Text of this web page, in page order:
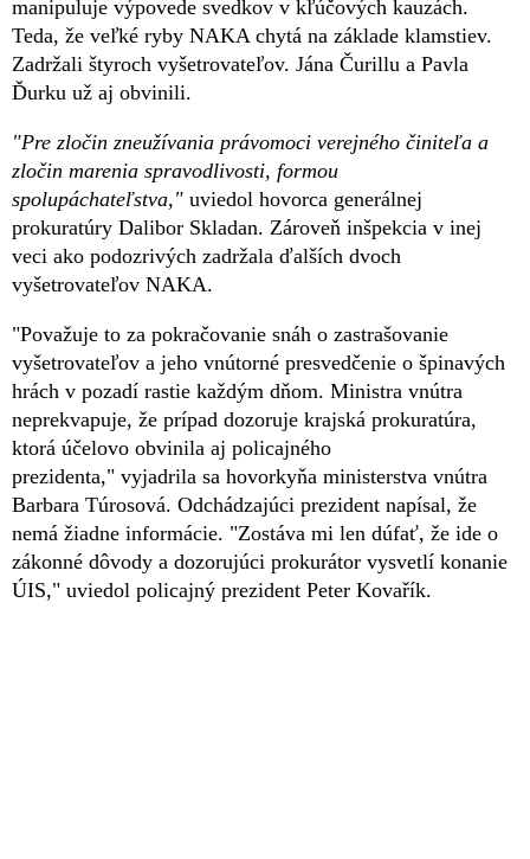
manipuluje výpovede svedkov v kľúčových kauzách.
Teda, že veľké ryby NAKA chytá na základe klamstiev.
Zadržali štyroch vyšetrovateľov. Jána Čurillu a Pavla
Ďurku už aj obvinili.
"Pre zločin zneužívania právomoci verejného činiteľa a
zločin marenia spravodlivosti, formou
spolupáchateľstva," uviedol hovorca generálnej
prokuratúry Dalibor Skladan. Zároveň inšpekcia v inej
veci ako podozrivých zadržala ďalších dvoch
vyšetrovateľov NAKA.
"Považuje to za pokračovanie snáh o zastrašovanie
vyšetrovateľov a jeho vnútorné presvedčenie o špinavých
hrách v pozadí rastie každým dňom. Ministra vnútra
neprekvapuje, že prípad dozoruje krajská prokuratúra,
ktorá účelovo obvinila aj policajného
prezidenta," vyjadrila sa hovorkyňa ministerstva vnútra
Barbara Túrosová. Odchádzajúci prezident napísal, že
nemá žiadne informácie. "Zostáva mi len dúfať, že ide o
zákonné dôvody a dozorujúci prokurátor vysvetlí konanie
ÚIS," uviedol policajný prezident Peter Kovařík.